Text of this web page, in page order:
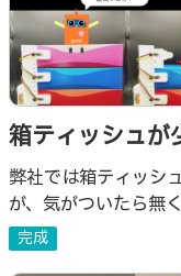
箱ティッシュが
弊社では箱ティッシ
が、気がついたら無
なくなったら担当者
ォッチャー」を作りま
完成